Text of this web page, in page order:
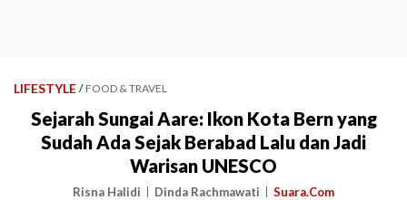
LIFESTYLE / FOOD & TRAVEL
Sejarah Sungai Aare: Ikon Kota Bern yang
Sudah Ada Sejak Berabad Lalu dan Jadi
Warisan UNESCO
Risna Halidi Dinda Rachmawati Suara.Com